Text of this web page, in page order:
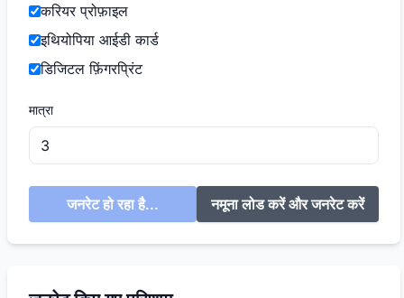
करियर प्रोफ़ाइल
इथियोपिया आईडी कार्ड
डिजिटल फ़िंगरप्रिंट
मात्रा
जनरेट हो रहा है... नमूना लोड करें और जनरेट करें